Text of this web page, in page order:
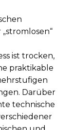
ist trocken,
praktikable
Darüber
technische